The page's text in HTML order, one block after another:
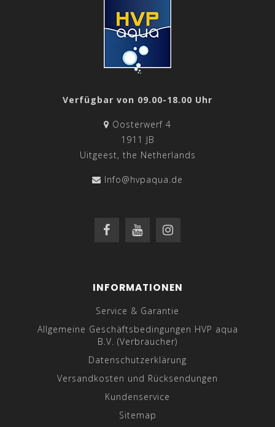
Verfügbar von 09.00-18.00 Uhr
Oosterwerf 4
1911 JB
Uitgeest, the Netherlands
Info@hvpaqua.de
INFORMATIONEN
Service & Garantie
Allgemeine Geschäftsbedingungen HVP aqua
B.V. (Verbraucher)
Datenschutzerklärung
Versandkosten und Rücksendungen
Kundenservice
Sitemap